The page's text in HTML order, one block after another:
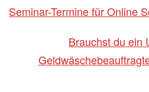
Seminar-Termine für Online
Brauchst du ein